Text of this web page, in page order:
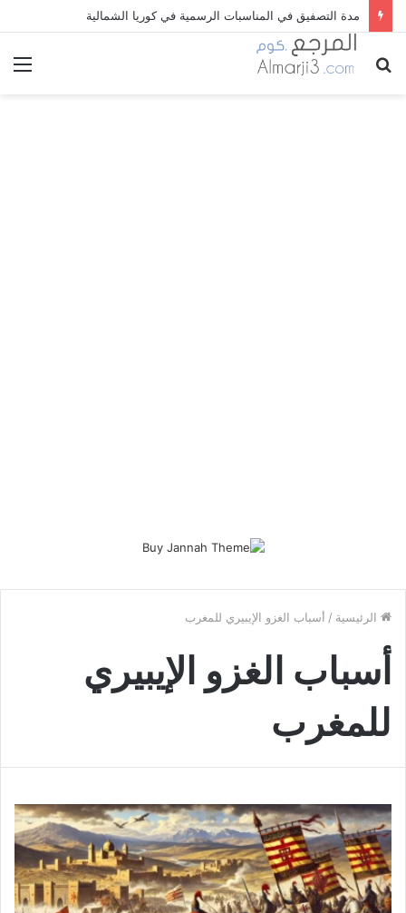
مدة التصفيق في المناسبات الرسمية في كوريا الشمالية
بحث
الرئيسية / أسباب الغزو الإيبيري للمغرب
أسباب الغزو الإيبيري
للمغرب